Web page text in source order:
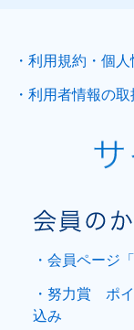
・利用規約・個
・利用者情報の
・会員ページ
・努力賞 ポ
込み